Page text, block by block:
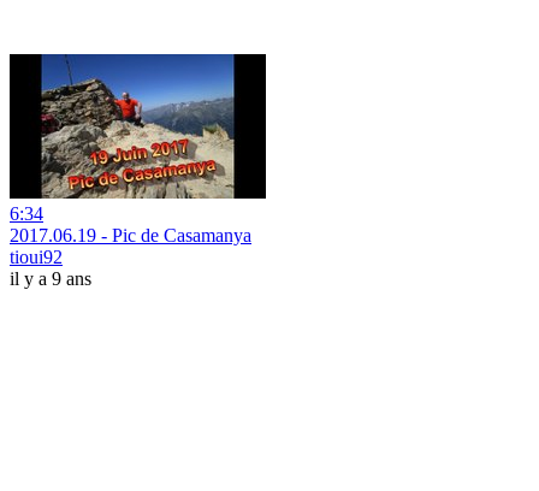
6:34
2017.06.19 - Pic de Casamanya
tioui92
il y a 9 ans